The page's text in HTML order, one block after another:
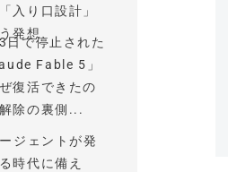
入り口設計」
発想
日で停止された
Fable 5」
復活できたの
除の裏側...
ジェントが発
時代に備え